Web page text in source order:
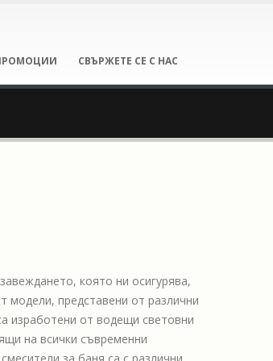
СВЪРЖЕТЕ СЕ С НАС
която ни осигурява,
модели, представени от различни
изработени от водещи световни
на всички съвременни